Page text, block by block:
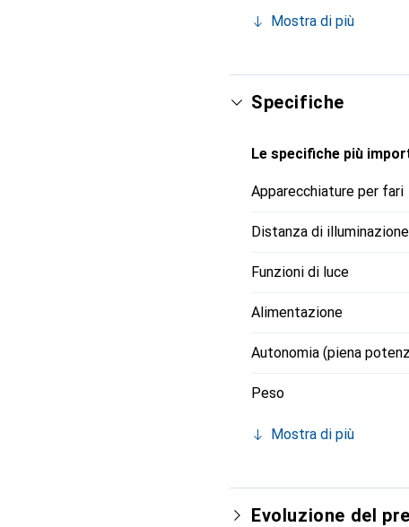
la lampada: Il riflettore
ibrido, rimarrai flessibile.
Mostra di più
Specifiche
Le specifiche più
Apparecchiature per fari
Distanza di illuminazione
Funzioni di luce
Alimentazione
Autonomia (piena
Peso
Mostra di più
Evoluzione del